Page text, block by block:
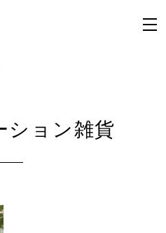
ション雑貨